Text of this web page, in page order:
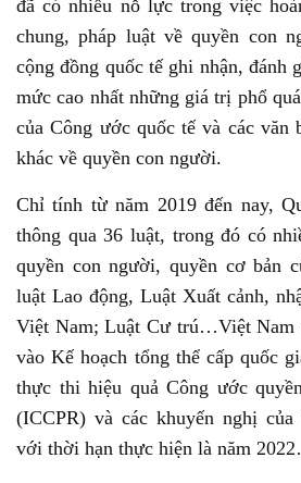
đã có nhiều nỗ lực trong việc
chung, pháp luật về quyền con
cộng đồng quốc tế ghi nhận, đánh
mức cao nhất những giá trị phổ
của Công ước quốc tế và các văn
khác về quyền con người.
Chỉ tính từ năm 2019 đến nay,
thông qua 36 luật, trong đó có
quyền con người, quyền cơ bản
luật Lao động, Luật Xuất cảnh,
Việt Nam; Luật Cư trú…Việt Nam
vào Kế hoạch tổng thể cấp quốc
thực thi hiệu quả Công ước
(ICCPR) và các khuyến nghị
với thời hạn thực hiện là năm